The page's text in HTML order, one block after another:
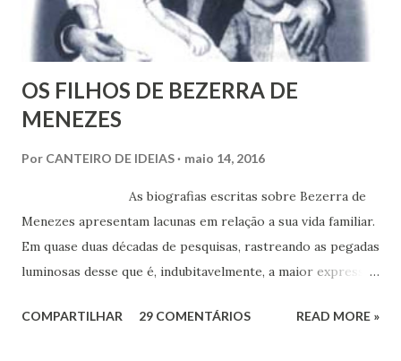
OS FILHOS DE BEZERRA DE
MENEZES
Por CANTEIRO DE IDEIAS maio 14, 2016
As biografias escritas sobre Bezerra de
Menezes apresentam lacunas em relação a sua vida familiar.
Em quase duas décadas de pesquisas, rastreando as pegadas
luminosas desse que é, indubitavelmente, a maior expressão
documentos que nos permitem esclarecer um pouco mais
COMPARTILHAR 29 COMENTÁRIOS READ MORE »